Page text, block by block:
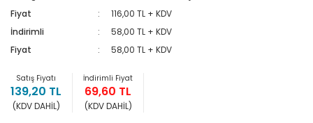
Fiyat
116,00 TL + KDV
İndirimli
58,00 TL + KDV
Fiyat
58,00 TL + KDV
Satış Fiyatı
139,20 TL
(KDV DAHİL)
İndirimli Fiyat
69,60 TL
(KDV DAHİL)